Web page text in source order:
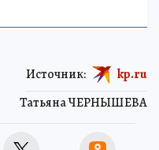
Татьяна ЧЕРНЫШЕВА
Источник: kp.ru